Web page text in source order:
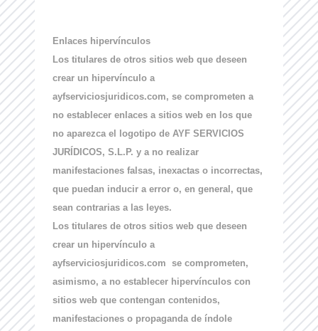
Enlaces hipervínculos
Los titulares de otros sitios web que deseen
crear un hipervínculo a
ayfserviciosjuridicos.com, se comprometen a
no establecer enlaces a sitios web en los que
no aparezca el logotipo de AYF SERVICIOS
JURÍDICOS, S.L.P. y a no realizar
manifestaciones falsas, inexactas o incorrectas,
que puedan inducir a error o, en general, que
sean contrarias a las leyes.
Los titulares de otros sitios web que deseen
crear un hipervínculo a
ayfserviciosjuridicos.com se comprometen,
asimismo, a no establecer hipervínculos con
sitios web que contengan contenidos,
manifestaciones o propaganda de índole